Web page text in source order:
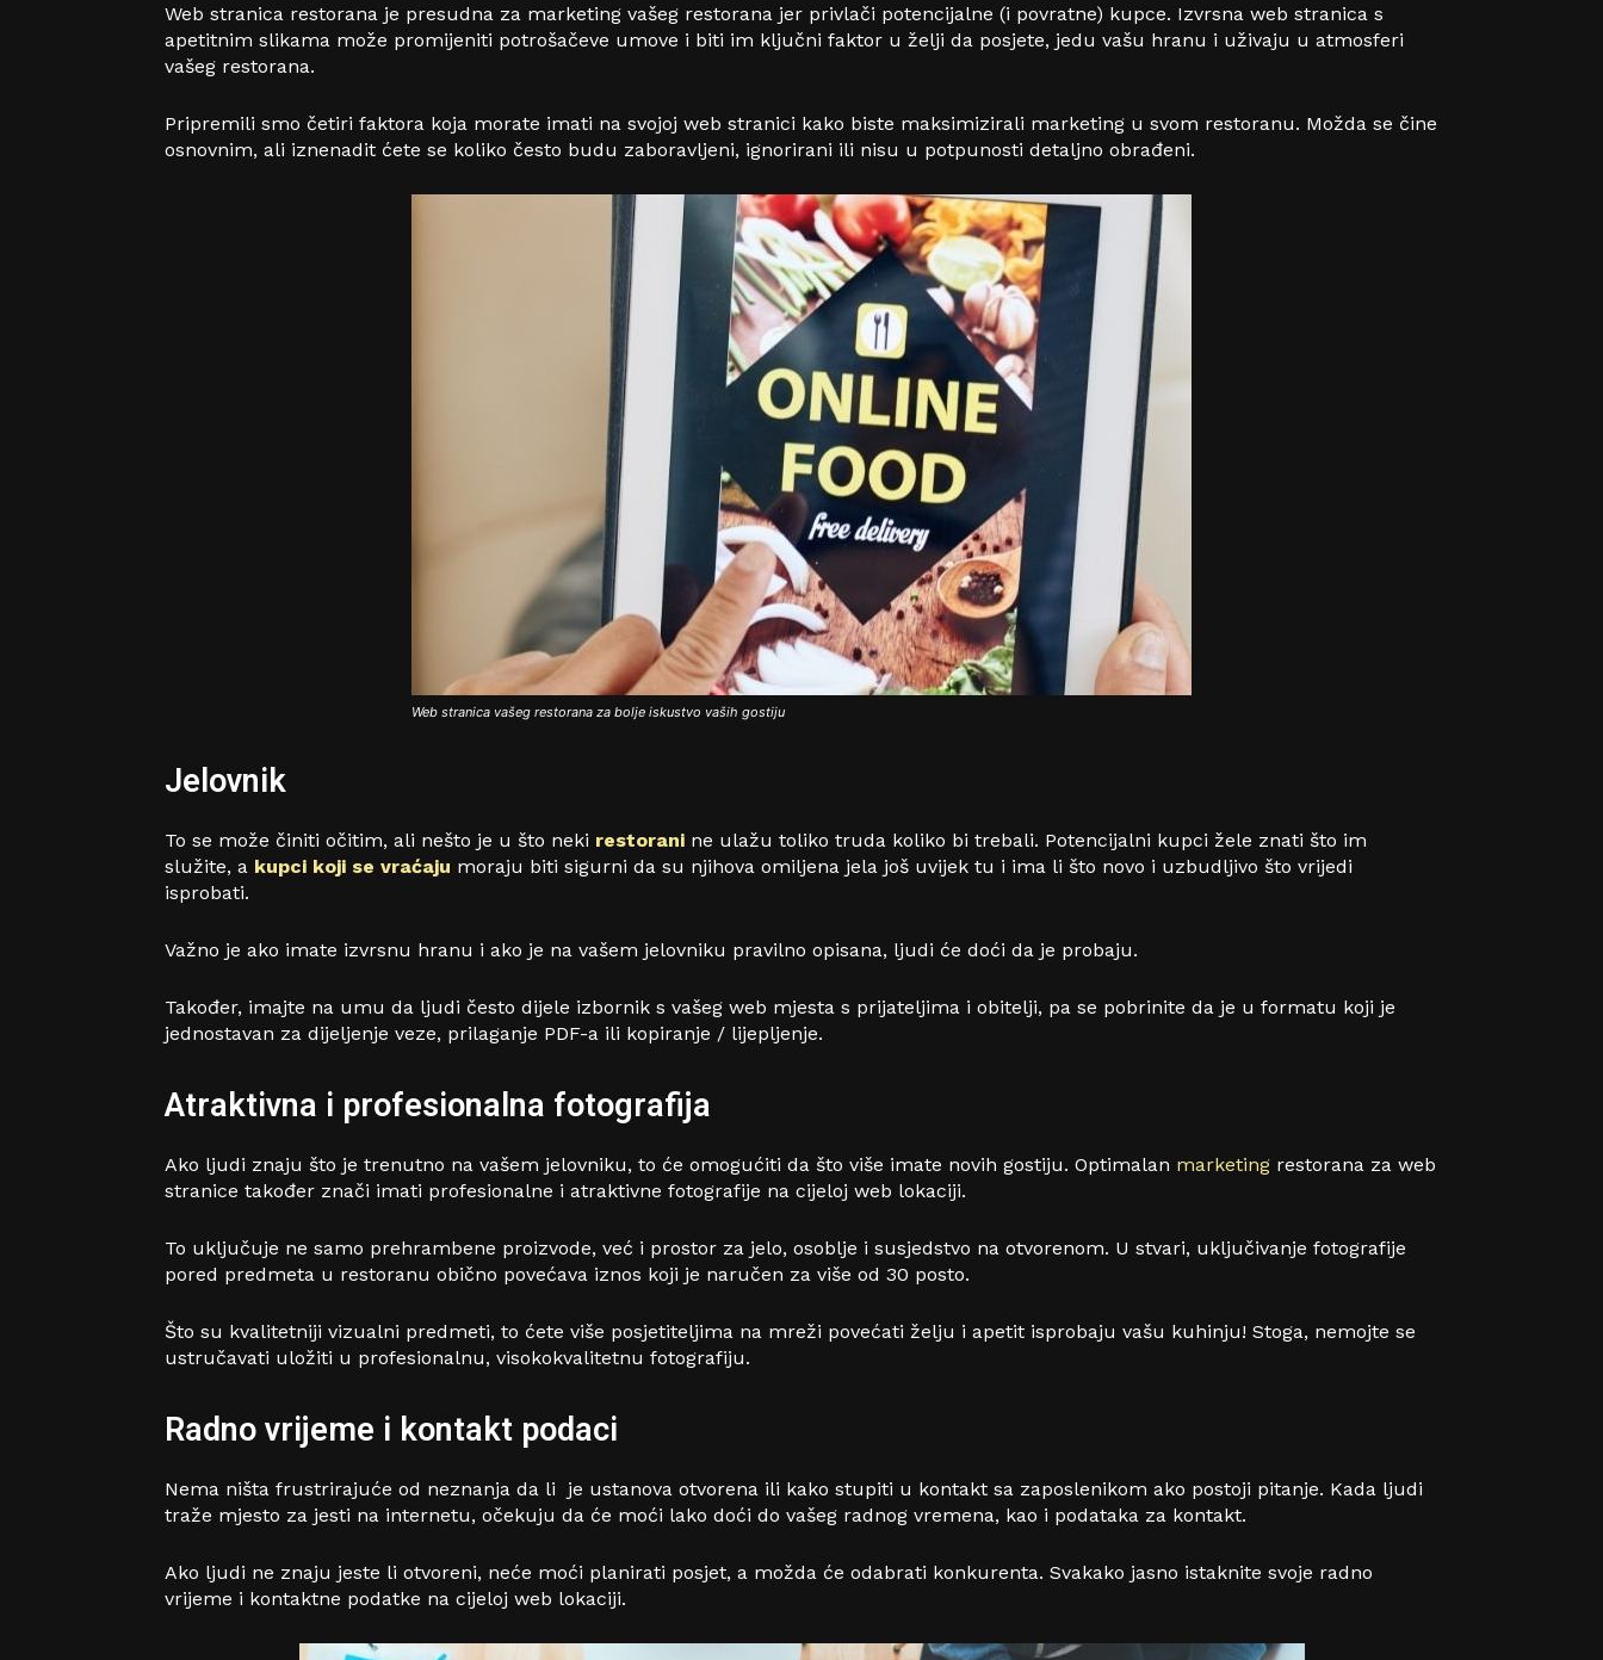
Web stranica restorana je presudna za marketing vašeg restorana jer privlači potencijalne (i povratne) kupce. Izvrsna web stranica s
apetitnim slikama može promijeniti potrošačeve umove i biti im ključni faktor u želji da posjete, jedu vašu hranu i uživaju u atmosferi
vašeg restorana.
Pripremili smo četiri faktora koja morate imati na svojoj web stranici kako biste maksimizirali marketing u svom restoranu. Možda se čine
osnovnim, ali iznenadit ćete se koliko često budu zaboravljeni, ignorirani ili nisu u potpunosti detaljno obrađeni.
Web stranica vašeg restorana za bolje iskustvo vaših gostiju
Jelovnik
To se može činiti očitim, ali nešto je u što neki restorani ne ulažu toliko truda koliko bi trebali. Potencijalni kupci žele znati što im
služite, a kupci koji se vraćaju moraju biti sigurni da su njihova omiljena jela još uvijek tu i ima li što novo i uzbudljivo što vrijedi
isprobati.
Važno je ako imate izvrsnu hranu i ako je na vašem jelovniku pravilno opisana, ljudi će doći da je probaju.
Također, imajte na umu da ljudi često dijele izbornik s vašeg web mjesta s prijateljima i obitelji, pa se pobrinite da je u formatu koji je
jednostavan za dijeljenje veze, prilaganje PDF-a ili kopiranje / lijepljenje.
Atraktivna i profesionalna fotografija
Ako ljudi znaju što je trenutno na vašem jelovniku, to će omogućiti da što više imate novih gostiju. Optimalan marketing restorana za web
stranice također znači imati profesionalne i atraktivne fotografije na cijeloj web lokaciji.
To uključuje ne samo prehrambene proizvode, već i prostor za jelo, osoblje i susjedstvo na otvorenom. U stvari, uključivanje fotografije
pored predmeta u restoranu obično povećava iznos koji je naručen za više od 30 posto.
Što su kvalitetniji vizualni predmeti, to ćete više posjetiteljima na mreži povećati želju i apetit isprobaju vašu kuhinju! Stoga, nemojte se
ustručavati uložiti u profesionalnu, visokokvalitetnu fotografiju.
Radno vrijeme i kontakt podaci
Nema ništa frustrirajuće od neznanja da li je ustanova otvorena ili kako stupiti u kontakt sa zaposlenikom ako postoji pitanje. Kada ljudi
traže mjesto za jesti na internetu, očekuju da će moći lako doći do vašeg radnog vremena, kao i podataka za kontakt.
Ako ljudi ne znaju jeste li otvoreni, neće moći planirati posjet, a možda će odabrati konkurenta. Svakako jasno istaknite svoje radno
vrijeme i kontaktne podatke na cijeloj web lokaciji.